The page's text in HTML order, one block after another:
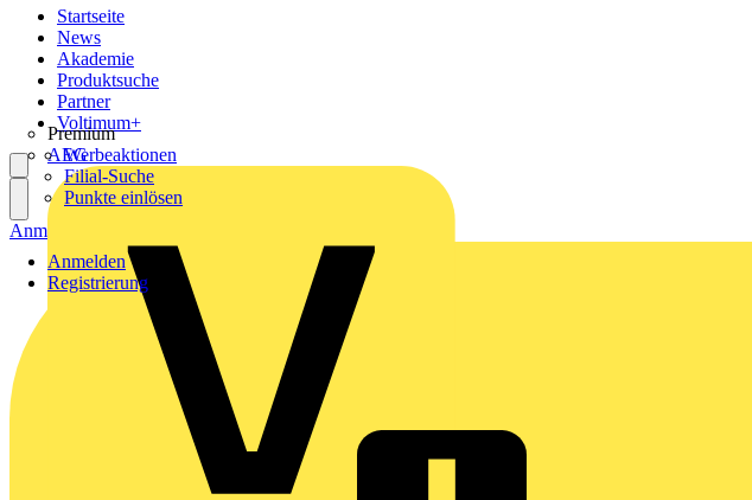
Startseite
News
Akademie
Produktsuche
Partner
Premium
AEG
Voltimum+
Werbeaktionen
Filial-Suche
Punkte einlösen
Anmelden
Registrierung
Anmelden